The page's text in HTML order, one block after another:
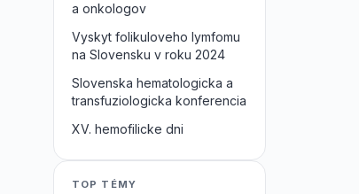
a onkologov
Vyskyt folikuloveho lymfomu
na Slovensku v roku 2024
Slovenska hematologicka a
transfuziologicka konferencia
XV. hemofilicke dni
TOP TÉMY